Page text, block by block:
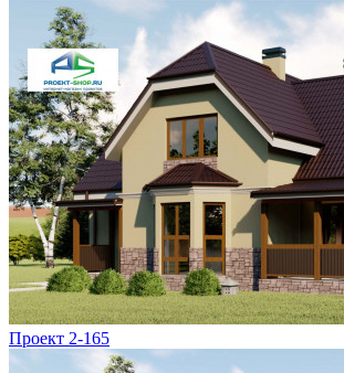
Проект 2-165